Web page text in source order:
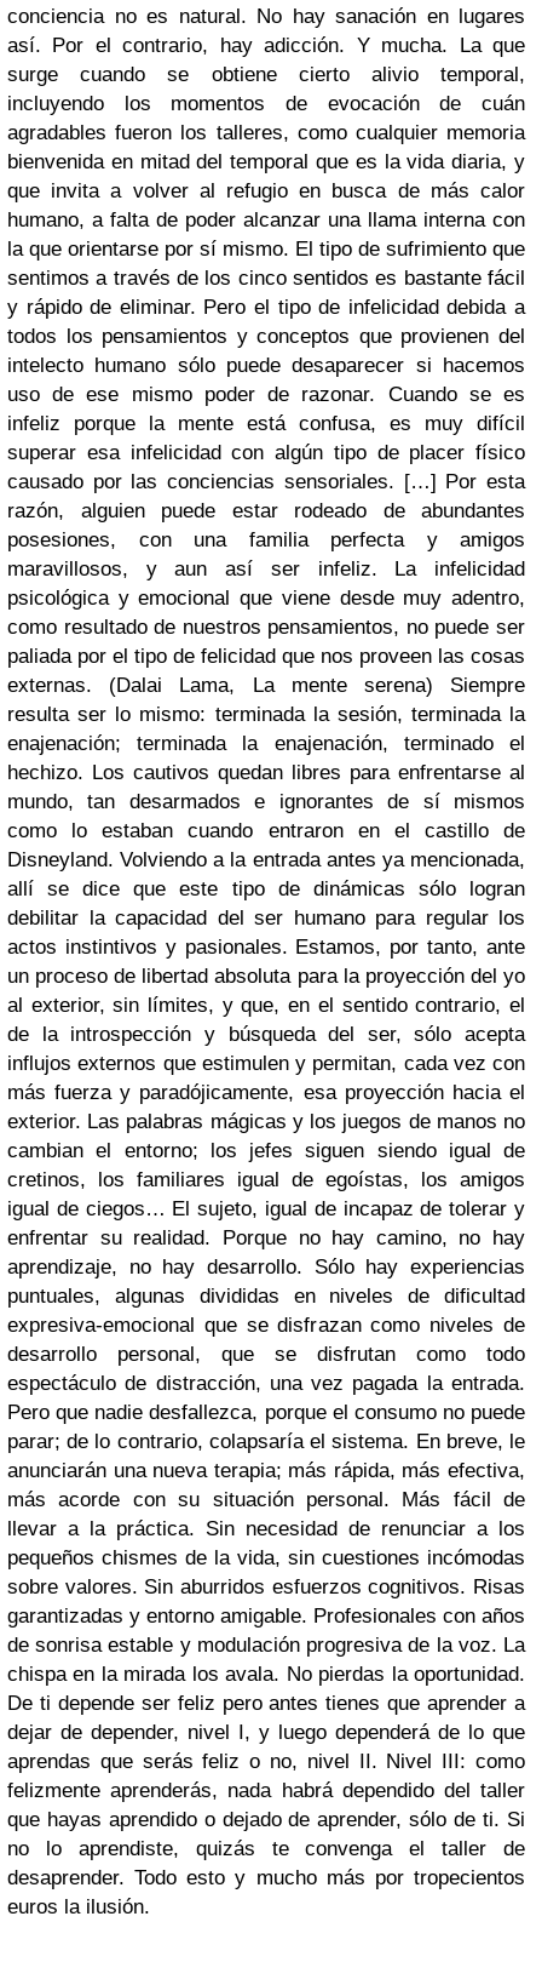
conciencia no es natural. No hay sanación en lugares
así. Por el contrario, hay adicción. Y mucha. La que
surge cuando se obtiene cierto alivio temporal,
incluyendo los momentos de evocación de cuán
agradables fueron los talleres, como cualquier memoria
bienvenida en mitad del temporal que es la vida diaria, y
que invita a volver al refugio en busca de más calor
humano, a falta de poder alcanzar una llama interna con
la que orientarse por sí mismo. El tipo de sufrimiento que
sentimos a través de los cinco sentidos es bastante fácil
y rápido de eliminar. Pero el tipo de infelicidad debida a
todos los pensamientos y conceptos que provienen del
intelecto humano sólo puede desaparecer si hacemos
uso de ese mismo poder de razonar. Cuando se es
infeliz porque la mente está confusa, es muy difícil
superar esa infelicidad con algún tipo de placer físico
causado por las conciencias sensoriales. […] Por esta
razón, alguien puede estar rodeado de abundantes
posesiones, con una familia perfecta y amigos
maravillosos, y aun así ser infeliz. La infelicidad
psicológica y emocional que viene desde muy adentro,
como resultado de nuestros pensamientos, no puede ser
paliada por el tipo de felicidad que nos proveen las cosas
externas. (Dalai Lama, La mente serena) Siempre
resulta ser lo mismo: terminada la sesión, terminada la
enajenación; terminada la enajenación, terminado el
hechizo. Los cautivos quedan libres para enfrentarse al
mundo, tan desarmados e ignorantes de sí mismos
como lo estaban cuando entraron en el castillo de
Disneyland. Volviendo a la entrada antes ya mencionada,
allí se dice que este tipo de dinámicas sólo logran
debilitar la capacidad del ser humano para regular los
actos instintivos y pasionales. Estamos, por tanto, ante
un proceso de libertad absoluta para la proyección del yo
al exterior, sin límites, y que, en el sentido contrario, el
de la introspección y búsqueda del ser, sólo acepta
influjos externos que estimulen y permitan, cada vez con
más fuerza y paradójicamente, esa proyección hacia el
exterior. Las palabras mágicas y los juegos de manos no
cambian el entorno; los jefes siguen siendo igual de
cretinos, los familiares igual de egoístas, los amigos
igual de ciegos… El sujeto, igual de incapaz de tolerar y
enfrentar su realidad. Porque no hay camino, no hay
aprendizaje, no hay desarrollo. Sólo hay experiencias
puntuales, algunas divididas en niveles de dificultad
expresiva-emocional que se disfrazan como niveles de
desarrollo personal, que se disfrutan como todo
espectáculo de distracción, una vez pagada la entrada.
Pero que nadie desfallezca, porque el consumo no puede
parar; de lo contrario, colapsaría el sistema. En breve, le
anunciarán una nueva terapia; más rápida, más efectiva,
más acorde con su situación personal. Más fácil de
llevar a la práctica. Sin necesidad de renunciar a los
pequeños chismes de la vida, sin cuestiones incómodas
sobre valores. Sin aburridos esfuerzos cognitivos. Risas
garantizadas y entorno amigable. Profesionales con años
de sonrisa estable y modulación progresiva de la voz. La
chispa en la mirada los avala. No pierdas la oportunidad.
De ti depende ser feliz pero antes tienes que aprender a
dejar de depender, nivel I, y luego dependerá de lo que
aprendas que serás feliz o no, nivel II. Nivel III: como
felizmente aprenderás, nada habrá dependido del taller
que hayas aprendido o dejado de aprender, sólo de ti. Si
no lo aprendiste, quizás te convenga el taller de
desaprender. Todo esto y mucho más por tropecientos
euros la ilusión.